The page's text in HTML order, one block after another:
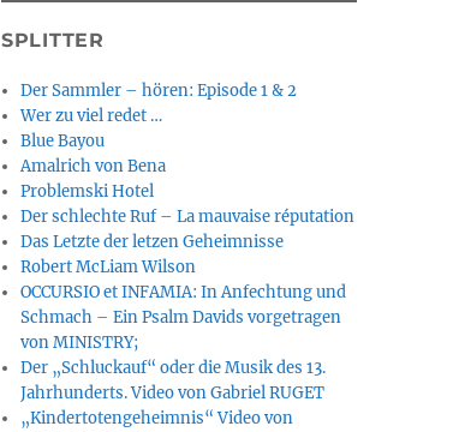
SPLITTER
Der Sammler – hören: Episode 1 & 2
Wer zu viel redet …
Blue Bayou
Amalrich von Bena
Problemski Hotel
Der schlechte Ruf – La mauvaise réputation
Das Letzte der letzen Geheimnisse
Robert McLiam Wilson
OCCURSIO et INFAMIA: In Anfechtung und
Schmach – Ein Psalm Davids vorgetragen
von MINISTRY;
Der „Schluckauf“ oder die Musik des 13.
Jahrhunderts. Video von Gabriel RUGET
„Kindertotengeheimnis“ Video von